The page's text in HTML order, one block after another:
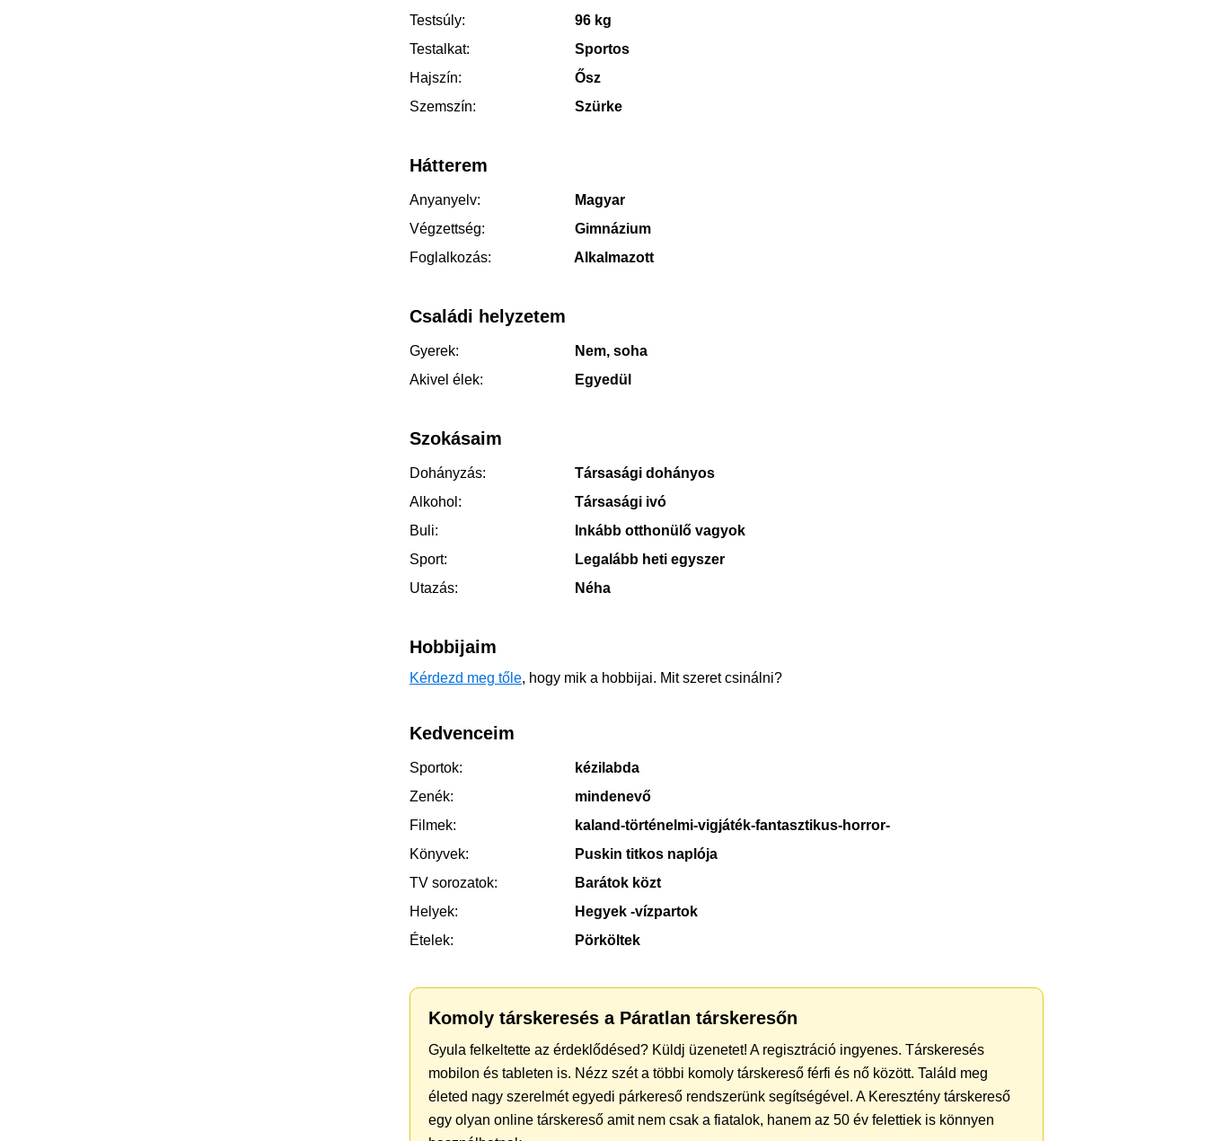
Testsúly:
96 kg
Testalkat:
Sportos
Hajszín:
Ősz
Szemszín:
Szürke
Hátterem
Anyanyelv:
Magyar
Végzettség:
Gimnázium
Foglalkozás:
Alkalmazott
Családi helyzetem
Gyerek:
Nem, soha
Akivel élek:
Egyedül
Szokásaim
Dohányzás:
Társasági dohányos
Alkohol:
Társasági ivó
Buli:
Inkább otthonülő vagyok
Sport:
Legalább heti egyszer
Utazás:
Néha
Hobbijaim
Kérdezd meg tőle, hogy mik a hobbijai. Mit szeret csinálni?
Kedvenceim
Sportok:
kézilabda
Zenék:
mindenevő
Filmek:
kaland-történelmi-vigjáték-fantasztikus-horror-
Könyvek:
Puskin titkos naplója
TV sorozatok:
Barátok közt
Helyek:
Hegyek -vízpartok
Ételek:
Pörköltek
Komoly társkeresés a Páratlan társkeresőn
Gyula felkeltette az érdeklődésed? Küldj üzenetet! A regisztráció ingyenes. Társkeresés
mobilon és tableten is. Nézz szét a többi komoly társkereső férfi és nő között. Találd meg
életed nagy szerelmét egyedi párkereső rendszerünk segítségével. A Keresztény társkereső
egy olyan online társkereső amit nem csak a fiatalok, hanem az 50 év felettiek is könnyen